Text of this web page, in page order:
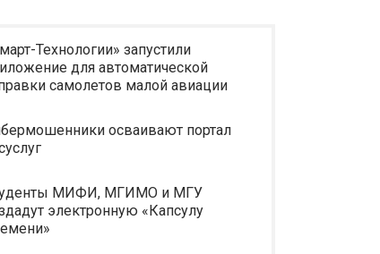
Технологии» запустили
для автоматической
самолетов малой авиации
осваивают портал
МИФИ, МГИМО и МГУ
электронную «Капсулу